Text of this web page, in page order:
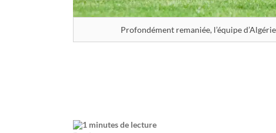
Profondément remaniée, l’équipe
1 minutes de lecture